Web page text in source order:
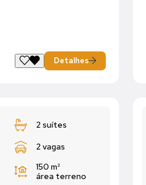
Detalhes
2 suítes
2 vagas
150 m²
área terreno